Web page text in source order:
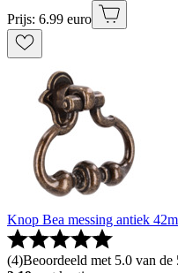
Prijs: 6.99 euro
Knop Bea messing antiek
(4)Beoordeeld met 5.0 van